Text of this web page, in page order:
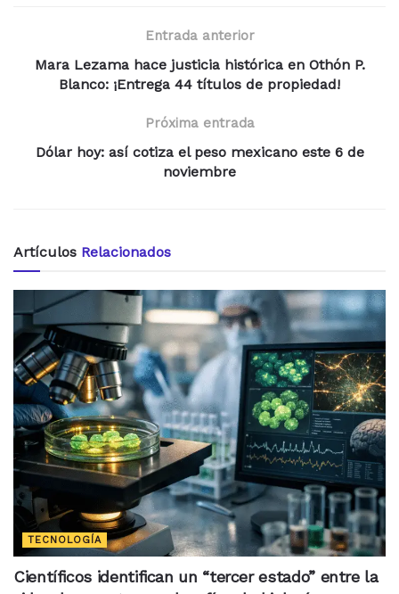
Entrada anterior
Mara Lezama hace justicia histórica en Othón P.
Blanco: ¡Entrega 44 títulos de propiedad!
Próxima entrada
Dólar hoy: así cotiza el peso mexicano este 6 de
noviembre
Artículos Relacionados
TECNOLOGÍA
Científicos identifican un “tercer estado” entre la